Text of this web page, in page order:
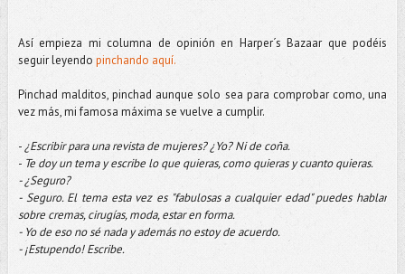
Así empieza mi columna de opinión en Harper´s Bazaar que podéis
seguir leyendo pinchando aquí.
Pinchad malditos, pinchad aunque solo sea para comprobar como, una
vez más, mi famosa máxima se vuelve a cumplir.
- ¿Escribir para una revista de mujeres? ¿Yo? Ni de coña.
- Te doy un tema y escribe lo que quieras, como quieras y cuanto quieras.
- ¿Seguro?
- Seguro. El tema esta vez es "fabulosas a cualquier edad" puedes hablar
sobre cremas, cirugías, moda, estar en forma.
- Yo de eso no sé nada y además no estoy de acuerdo.
- ¡Estupendo! Escribe.